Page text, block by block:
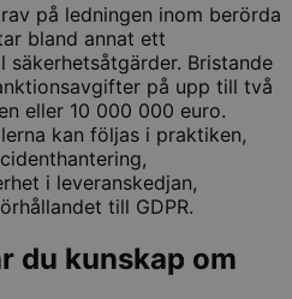
på ledningen inom berörda
bland annat ett
Bristande
på upp till två
eller 10 000 000 euro.
kan följas i praktiken,
i leveranskedjan,
till GDPR.
du kunskap om